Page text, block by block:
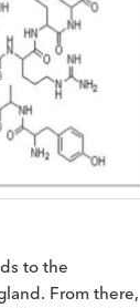
to the
From there,